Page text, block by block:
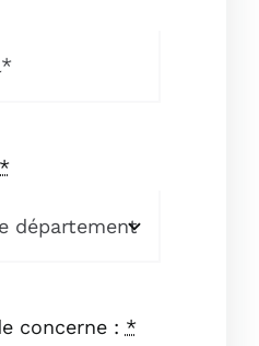
*
concerne : *